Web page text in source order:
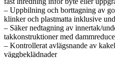
– Uppbilning och borttagning av
klinker och plastmatta inklusive
– Säker nedtagning av innertak/
takkonstruktioner med
– Kontrollerat avlägsnande av
väggbeklädnader